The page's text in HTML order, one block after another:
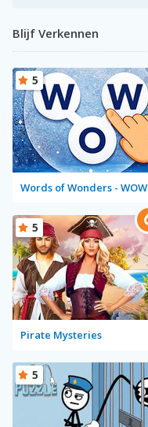
Blijf Verkennen
Words of Wonders - WOW
5
Pirate Mysteries
5
5